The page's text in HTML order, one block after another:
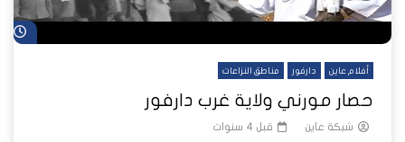
أفلام عاين دارفور مناطق النزاعات
حصار مورني ولاية غرب دارفور
شبكة عاين قبل 4 سنوات